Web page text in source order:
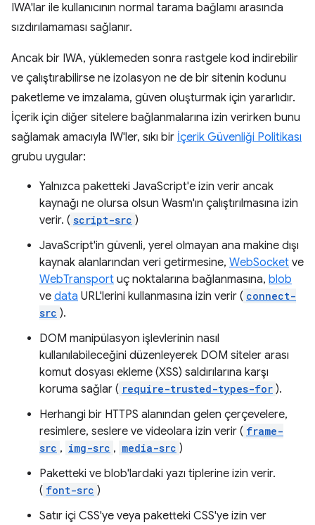
IWA'lar ile kullanıcının normal tarama bağlamı arasında
sızdırılamaması sağlanır.
Ancak bir IWA, yüklemeden sonra rastgele kod indirebilir
ve çalıştırabilirse ne izolasyon ne de bir sitenin kodunu
paketleme ve imzalama, güven oluşturmak için yararlıdır.
İçerik için diğer sitelere bağlanmalarına izin verirken bunu
sağlamak amacıyla IW'ler, sıkı bir İçerik Güvenliği Politikası
grubu uygular:
Yalnızca paketteki JavaScript'e izin verir ancak
kaynağı ne olursa olsun Wasm'ın çalıştırılmasına izin
verir. ( script-src )
JavaScript'in güvenli, yerel olmayan ana makine dışı
kaynak alanlarından veri getirmesine, WebSocket ve
WebTransport uç noktalarına bağlanmasına, blob
ve data URL'lerini kullanmasına izin verir ( connect-
src ).
DOM manipülasyon işlevlerinin nasıl
kullanılabileceğini düzenleyerek DOM siteler arası
komut dosyası ekleme (XSS) saldırılarına karşı
koruma sağlar ( require-trusted-types-for ).
Herhangi bir HTTPS alanından gelen çerçevelere,
resimlere, seslere ve videolara izin verir ( frame-
src , img-src , media-src )
Paketteki ve blob'lardaki yazı tiplerine izin verir.
( font-src )
Satır içi CSS'ye veya paketteki CSS'ye izin ver